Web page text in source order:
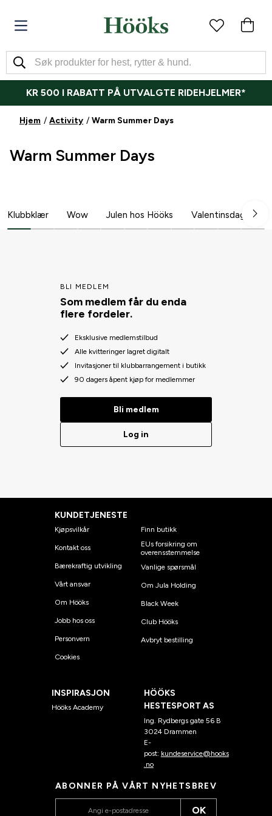
KR 500 I RABATT PÅ UTVALGTE RIDEHJELMER*
Hjem Activity Warm Summer Days
Warm Summer Days
Klubbklær Wow Julen hos Hööks Valentinsdag
BLI MEDLEM
Som medlem får du enda
flere fordeler.
Eksklusive medlemstilbud
Alle kvitteringer lagret digitalt
Invitasjoner til klubbarrangement i butikk
90 dagers åpent kjøp for medlemmer
Bli medlem
Log in
KUNDETJENESTE
Kjøpsvilkår
Kontakt oss
Bærekraftig utvikling
Vårt ansvar
Om Hööks
Jobb hos oss
Personvern
Cookies
Finn butikk
EUs forsikring om
overensstemmelse
Vanlige spørsmål
Om Jula Holding
Black Week
Club Hööks
Avbryt bestilling
INSPIRASJON
Hööks Academy
HÖÖKS
HESTESPORT AS
Ing. Rydbergs gate 56 B
3024 Drammen
E-
post: kundeservice@hooks
.no
ABONNER PÅ VÅRT NYHETSBREV
OK